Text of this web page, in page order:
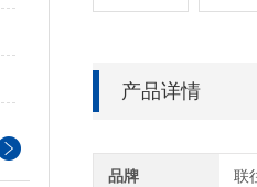
产品详情
品牌 联